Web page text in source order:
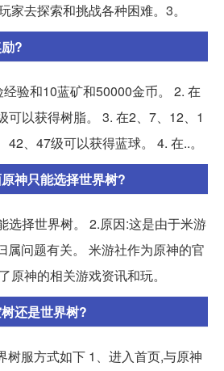
家去探索和挑战各种困难。3。
?
验和10蓝矿和50000金币。 2. 在
可以获得树脂。 3. 在2、7、12、1
、47级可以获得蓝球。 4. 在..。
神只能选择世界树?
选择世界树。 2.原因:这是由于米游
属问题有关。 米游社作为原神的官
原神的相关游戏资讯和玩。
还是世界树?
树服方式如下 1、进入首页,与原神